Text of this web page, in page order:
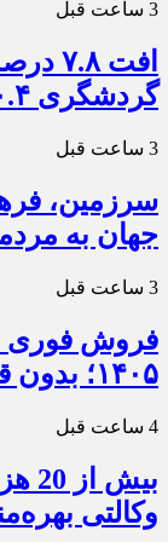
3 ساعت قبل
افت
گردشگری ۱۰.۴ درصد کاهش یافت
3 ساعت قبل
سرزمین،
جهان به
3 ساعت قبل
فروش فوری
۱۴۰۵؛ بدون قرعه‌کشی و حساب وکالتی
4 ساعت قبل
وکالتی